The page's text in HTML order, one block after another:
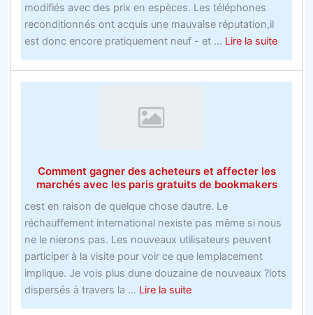
plus
grands
sites
de
modifiés avec des prix en espèces. Les téléphones
reconditionnés ont acquis une mauvaise réputation,il
est donc encore pratiquement neuf - et ... Lire la suiteabout
faire
une
dans
dos
Comment gagner des acheteurs et affecter les
marchés avec les paris gratuits de bookmakers
cest en raison de quelque chose dautre. Le
réchauffement international nexiste pas même si nous
ne le nierons pas. Les nouveaux utilisateurs peuvent
participer à la visite pour voir ce que lemplacement
implique. Je vois plus dune douzaine de nouveaux ?lots
dispersés à travers la ... Lire la suiteabout
Comment